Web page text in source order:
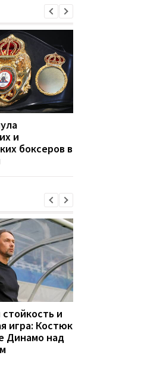
и
боксеров в
и
игра: Костюк
Динамо над